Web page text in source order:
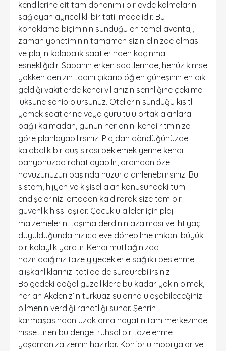
kendilerine ait tam donanımlı bir evde kalmalarını
sağlayan ayrıcalıklı bir tatil modelidir. Bu
konaklama biçiminin sunduğu en temel avantaj,
zaman yönetiminin tamamen sizin elinizde olması
ve plajın kalabalık saatlerinden kaçınma
esnekliğidir. Sabahın erken saatlerinde, henüz kimse
yokken denizin tadını çıkarıp öğlen güneşinin en dik
geldiği vakitlerde kendi villanızın serinliğine çekilme
lüksüne sahip olursunuz. Otellerin sunduğu kısıtlı
yemek saatlerine veya gürültülü ortak alanlara
bağlı kalmadan, günün her anını kendi ritminize
göre planlayabilirsiniz. Plajdan döndüğünüzde
kalabalık bir duş sırası beklemek yerine kendi
banyonuzda rahatlayabilir, ardından özel
havuzunuzun başında huzurla dinlenebilirsiniz. Bu
sistem, hijyen ve kişisel alan konusundaki tüm
endişelerinizi ortadan kaldırarak size tam bir
güvenlik hissi aşılar. Çocuklu aileler için plaj
malzemelerini taşıma derdinin azalması ve ihtiyaç
duyulduğunda hızlıca eve dönebilme imkanı büyük
bir kolaylık yaratır. Kendi mutfağınızda
hazırladığınız taze yiyeceklerle sağlıklı beslenme
alışkanlıklarınızı tatilde de sürdürebilirsiniz.
Bölgedeki doğal güzelliklere bu kadar yakın olmak,
her an Akdeniz’in turkuaz sularına ulaşabileceğinizi
bilmenin verdiği rahatlığı sunar. Şehrin
karmaşasından uzak ama hayatın tam merkezinde
hissettiren bu denge, ruhsal bir tazelenme
yaşamanıza zemin hazırlar. Konforlu mobilyalar ve